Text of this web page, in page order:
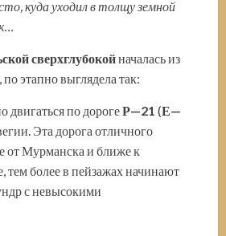
куда уходил в толщу земной
сверхглубокойначалась из
этапно выглядела так:
по дорогеР—21 (Е—
Эта дорога отличного
от Мурманска и ближе к
тем более в пейзажах начинают
с невысокими